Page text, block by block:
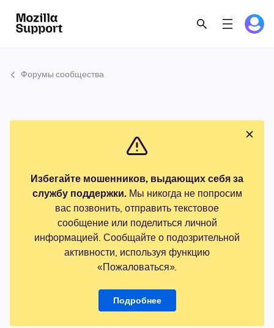
Форумы сообщества
Избегайте мошенников, выдающих себя за
службу поддержки.Мы никогда не попросим
вас позвонить, отправить текстовое
сообщение или поделиться личной
информацией. Сообщайте о подозрительной
активности, используя функцию
«Пожаловаться».
Подробнее